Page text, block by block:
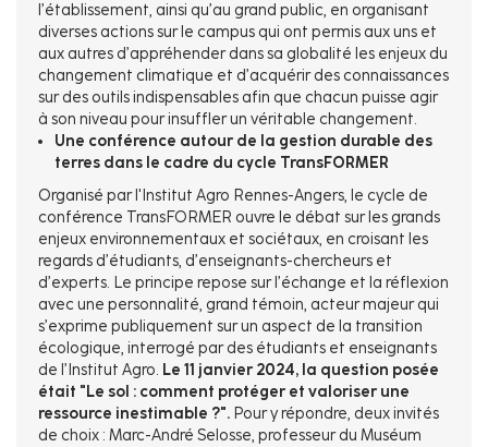
l’établissement, ainsi qu’au grand public, en organisant
diverses actions sur le campus qui ont permis aux uns et
aux autres d’appréhender dans sa globalité les enjeux du
changement climatique et d’acquérir des connaissances
sur des outils indispensables afin que chacun puisse agir
à son niveau pour insuffler un véritable changement.
Une conférence autour de la gestion durable des
terres dans le cadre du cycle TransFORMER
Organisé par l'Institut Agro Rennes-Angers, le cycle de
conférence TransFORMER ouvre le débat sur les grands
enjeux environnementaux et sociétaux, en croisant les
regards d’étudiants, d’enseignants-chercheurs et
d’experts. Le principe repose sur l’échange et la réflexion
avec une personnalité, grand témoin, acteur majeur qui
s’exprime publiquement sur un aspect de la transition
écologique, interrogé par des étudiants et enseignants
de l’Institut Agro. Le 11 janvier 2024, la question posée
était "Le sol : comment protéger et valoriser une
ressource inestimable ?". Pour y répondre, deux invités
de choix : Marc-André Selosse, professeur du Muséum